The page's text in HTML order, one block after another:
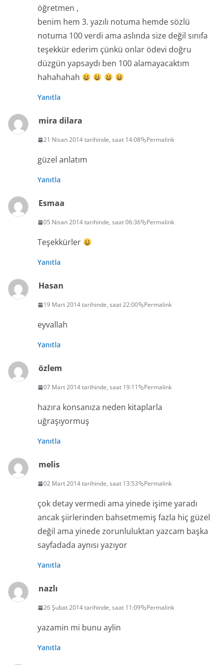
öğretmen ,
benim hem 3. yazılı notuma hemde sözlü
notuma 100 verdi ama aslında size değil sınıfa
teşekkür ederim çünkü onlar ödevi doğru
düzgün yapsaydı ben 100 alamayacaktım
hahahahah
Yanıtla
mira dilara
21 Nisan 2014 tarihinde, saat 14:08 Permalink
güzel anlatım
Yanıtla
Esmaa
05 Nisan 2014 tarihinde, saat 06:36 Permalink
Teşekkürler
Yanıtla
Hasan
19 Mart 2014 tarihinde, saat 22:00 Permalink
eyvallah
Yanıtla
özlem
07 Mart 2014 tarihinde, saat 19:11 Permalink
hazıra konsanıza neden kitaplarla
uğraşıyormuş
Yanıtla
melis
02 Mart 2014 tarihinde, saat 13:53 Permalink
çok detay vermedi ama yinede işime yaradı
ancak şiirlerinden bahsetmemiş fazla hiç güzel
değil ama yinede zorunluluktan yazcam başka
sayfadada aynısı yazıyor
Yanıtla
nazlı
26 Şubat 2014 tarihinde, saat 11:09 Permalink
yazamin mi bunu aylin
Yanıtla